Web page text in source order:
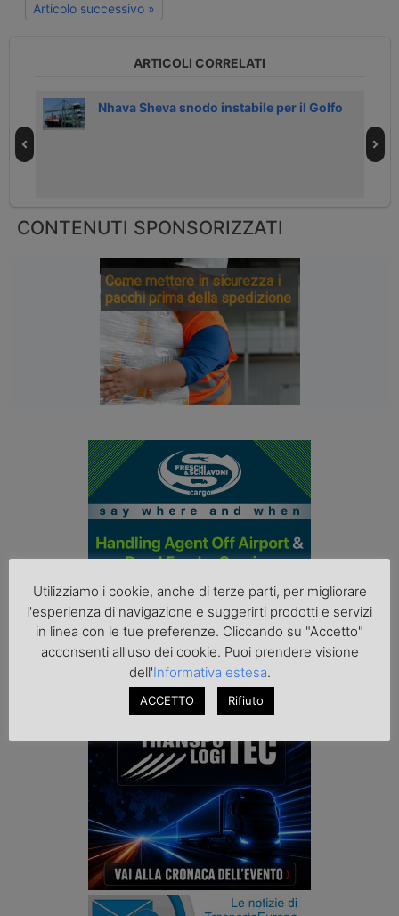
Articolo successivo »
ARTICOLI CORRELATI
Nhava Sheva snodo instabile per il Golfo
CONTENUTI SPONSORIZZATI
Come mettere in sicurezza i
pacchi prima della spedizione
Utilizziamo i cookie, anche di terze parti, per migliorare
l'esperienza di navigazione e suggerirti prodotti e servizi
in linea con le tue preferenze. Cliccando su "Accetto"
acconsenti all'uso dei cookie. Puoi prendere visione
dell'Informativa estesa.
ACCETTO Rifiuto